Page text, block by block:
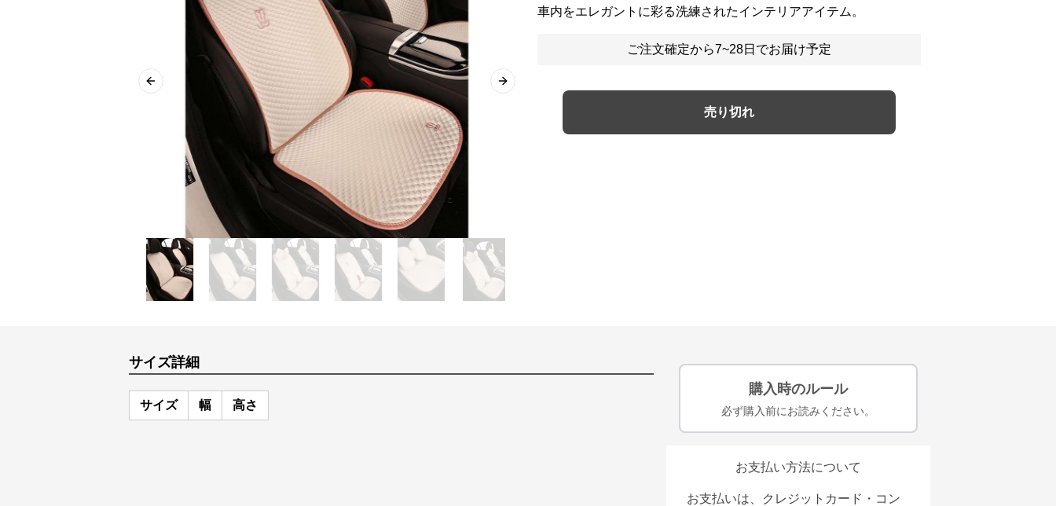
Previous slide Next slide
車内をエレガントに彩る洗練されたインテリアアイテム。
ご注文確定から7~28日でお届け予定
売り切れ
サイズ詳細
サイズ 幅 高さ
購入時のルール
必ず購入前にお読みください。
お支払い方法について
お支払いは、クレジットカード・コン